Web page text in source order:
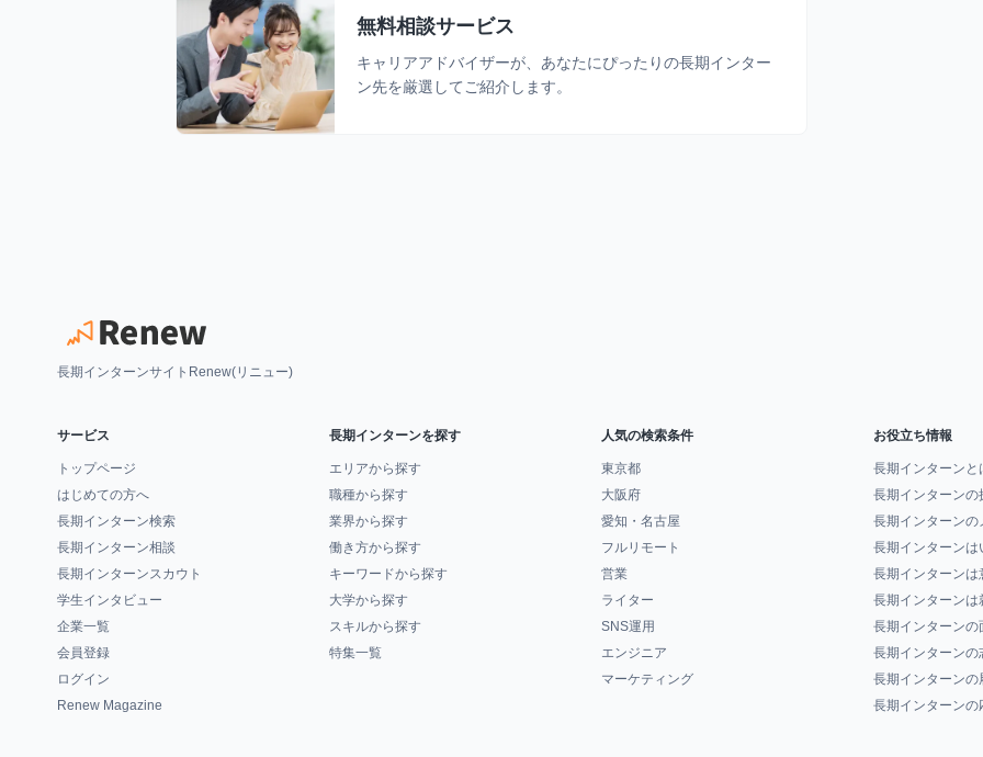
無料相談サービス
キャリアアドバイザーが、あなたにぴったりの長期インター
ン先を厳選してご紹介します。
長期インターンサイトRenew(リニュー)
サービス
トップページ
はじめての方へ
長期インターン検索
長期インターン相談
長期インターンスカウト
学生インタビュー
企業一覧
会員登録
ログイン
Renew Magazine
長期インターンを探す
エリアから探す
職種から探す
業界から探す
働き方から探す
キーワードから探す
大学から探す
スキルから探す
特集一覧
人気の検索条件
東京都
大阪府
愛知・名古屋
フルリモート
営業
ライター
SNS運用
エンジニア
マーケティング
お役立ち情報
長期インターンと
長期インターンの
長期インターンの
長期インターンは
長期インターンは
長期インターンは
長期インターンの
長期インターンの
長期インターンの
長期インターンの